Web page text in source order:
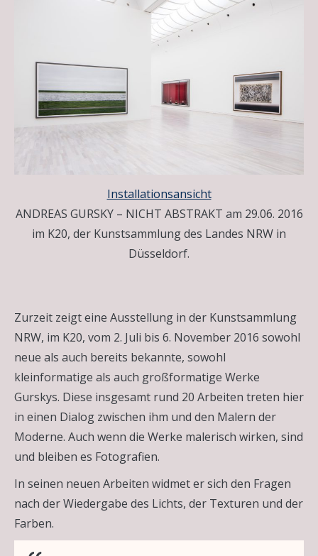
Installationsansicht
ANDREAS GURSKY – NICHT ABSTRAKT am 29.06. 2016
im K20, der Kunstsammlung des Landes NRW in
Düsseldorf.
Zurzeit zeigt eine Ausstellung in der Kunstsammlung
NRW, im K20, vom 2. Juli bis 6. November 2016 sowohl
neue als auch bereits bekannte, sowohl
kleinformatige als auch großformatige Werke
Gurskys. Diese insgesamt rund 20 Arbeiten treten hier
in einen Dialog zwischen ihm und den Malern der
Moderne. Auch wenn die Werke malerisch wirken, sind
und bleiben es Fotografien.
In seinen neuen Arbeiten widmet er sich den Fragen
nach der Wiedergabe des Lichts, der Texturen und der
Farben.